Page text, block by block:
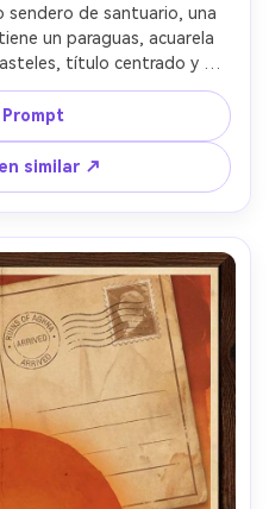
sendero de santuario, una
un paraguas, acuarela
título centrado y
laureles minimalistas,
textura sutil de papel,
lente de 85mm, poca
cinematográfica suave
4:5
similar ↗